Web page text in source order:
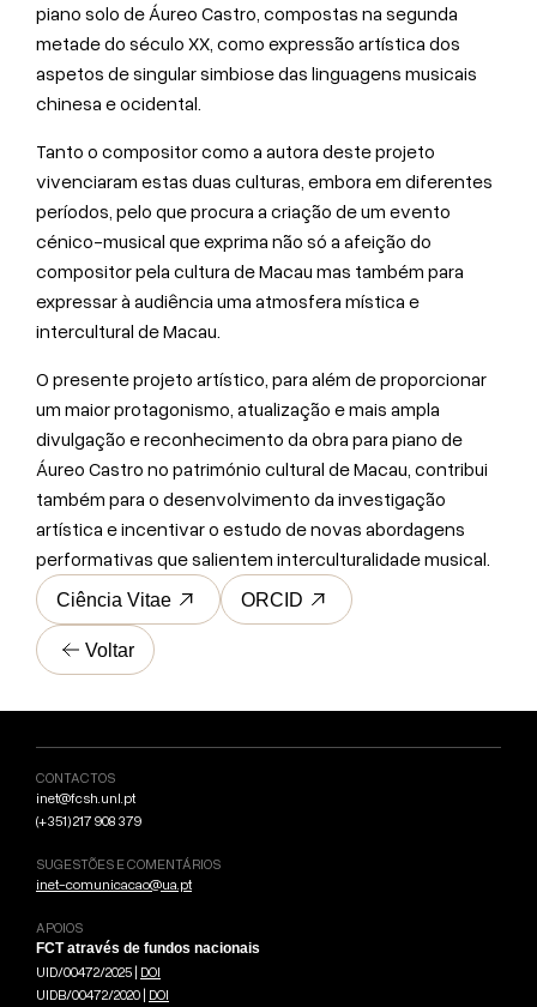
Voltar
piano solo de Áureo Castro, compostas na segunda
metade do século XX, como expressão artística dos
aspetos de singular simbiose das linguagens musicais
chinesa e ocidental.
Tanto o compositor como a autora deste projeto
vivenciaram estas duas culturas, embora em diferentes
períodos, pelo que procura a criação de um evento
cénico-musical que exprima não só a afeição do
compositor pela cultura de Macau mas também para
expressar à audiência uma atmosfera mística e
intercultural de Macau.
O presente projeto artístico, para além de proporcionar
um maior protagonismo, atualização e mais ampla
divulgação e reconhecimento da obra para piano de
Áureo Castro no património cultural de Macau, contribui
também para o desenvolvimento da investigação
artística e incentivar o estudo de novas abordagens
performativas que salientem interculturalidade musical.
Ciência Vitae ORCID
CONTACTOS
inet@fcsh.unl.pt
(+351) 217 908 379
SUGESTÕES E COMENTÁRIOS
inet-comunicacao@ua.pt
APOIOS
FCT através de fundos nacionais
UID/00472/2025 | DOI
UIDB/00472/2020 | DOI